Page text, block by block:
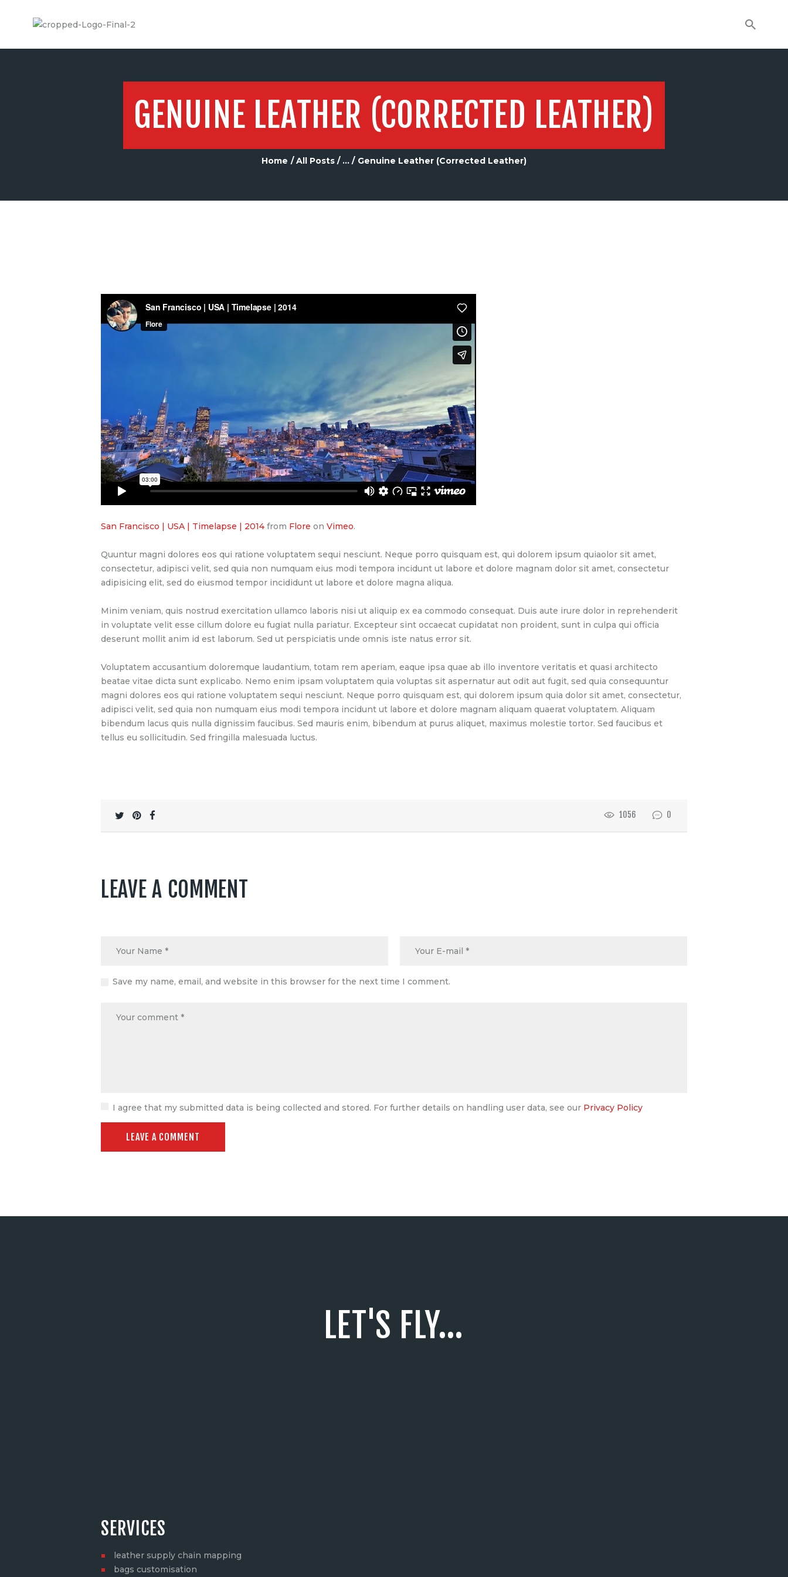
GENUINE LEATHER (CORRECTED LEATHER)
Home All Posts ... Genuine Leather (Corrected Leather)
San Francisco | USA | Timelapse | 2014 from Flore on Vimeo.
Quuntur magni dolores eos qui ratione voluptatem sequi nesciunt. Neque porro quisquam est, qui dolorem ipsum quiaolor sit amet,
consectetur, adipisci velit, sed quia non numquam eius modi tempora incidunt ut labore et dolore magnam dolor sit amet, consectetur
adipisicing elit, sed do eiusmod tempor incididunt ut labore et dolore magna aliqua.
Minim veniam, quis nostrud exercitation ullamco laboris nisi ut aliquip ex ea commodo consequat. Duis aute irure dolor in reprehenderit
in voluptate velit esse cillum dolore eu fugiat nulla pariatur. Excepteur sint occaecat cupidatat non proident, sunt in culpa qui officia
deserunt mollit anim id est laborum. Sed ut perspiciatis unde omnis iste natus error sit.
Voluptatem accusantium doloremque laudantium, totam rem aperiam, eaque ipsa quae ab illo inventore veritatis et quasi architecto
beatae vitae dicta sunt explicabo. Nemo enim ipsam voluptatem quia voluptas sit aspernatur aut odit aut fugit, sed quia consequuntur
magni dolores eos qui ratione voluptatem sequi nesciunt. Neque porro quisquam est, qui dolorem ipsum quia dolor sit amet, consectetur,
adipisci velit, sed quia non numquam eius modi tempora incidunt ut labore et dolore magnam aliquam quaerat voluptatem. Aliquam
bibendum lacus quis nulla dignissim faucibus. Sed mauris enim, bibendum at purus aliquet, maximus molestie tortor. Sed faucibus et
tellus eu sollicitudin. Sed fringilla malesuada luctus.
1056 0
LEAVE A COMMENT
Save my name, email, and website in this browser for the next time I comment.
I agree that my submitted data is being collected and stored. For further details on handling user data, see our Privacy Policy
LET'S FLY...
SERVICES
leather supply chain mapping
bags customisation